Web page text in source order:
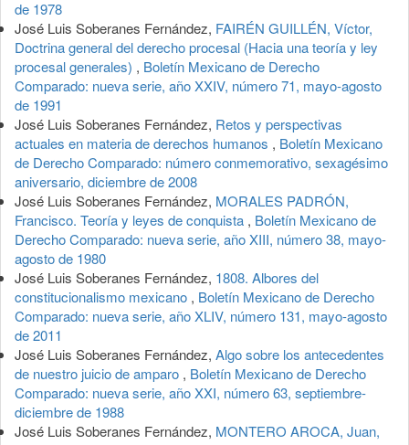
de 1978
José Luis Soberanes Fernández, FAIRÉN GUILLÉN, Víctor,
Doctrina general del derecho procesal (Hacia una teoría y ley
procesal generales) , Boletín Mexicano de Derecho
Comparado: nueva serie, año XXIV, número 71, mayo-agosto
de 1991
José Luis Soberanes Fernández, Retos y perspectivas
actuales en materia de derechos humanos , Boletín Mexicano
de Derecho Comparado: número conmemorativo, sexagésimo
aniversario, diciembre de 2008
José Luis Soberanes Fernández, MORALES PADRÓN,
Francisco. Teoría y leyes de conquista , Boletín Mexicano de
Derecho Comparado: nueva serie, año XIII, número 38, mayo-
agosto de 1980
José Luis Soberanes Fernández, 1808. Albores del
constitucionalismo mexicano , Boletín Mexicano de Derecho
Comparado: nueva serie, año XLIV, número 131, mayo-agosto
de 2011
José Luis Soberanes Fernández, Algo sobre los antecedentes
de nuestro juicio de amparo , Boletín Mexicano de Derecho
Comparado: nueva serie, año XXI, número 63, septiembre-
diciembre de 1988
José Luis Soberanes Fernández, MONTERO AROCA, Juan,